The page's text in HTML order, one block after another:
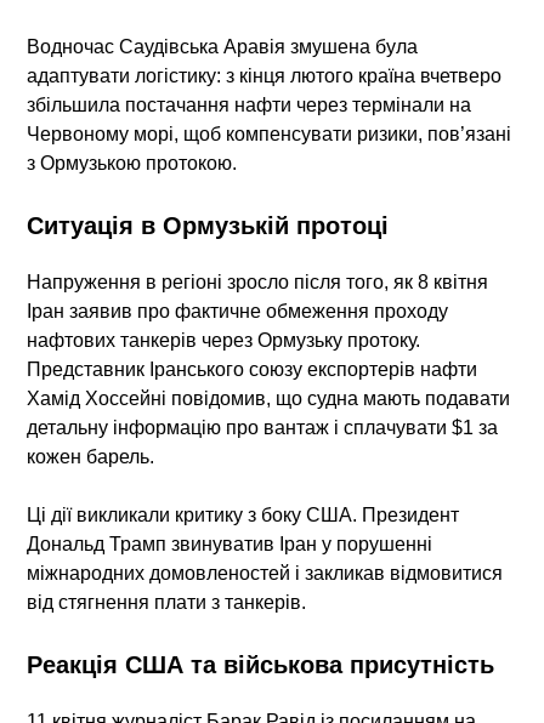
Водночас Саудівська Аравія змушена була
адаптувати логістику: з кінця лютого країна вчетверо
збільшила постачання нафти через термінали на
Червоному морі, щоб компенсувати ризики, пов’язані
з Ормузькою протокою.
Ситуація в Ормузькій протоці
Напруження в регіоні зросло після того, як 8 квітня
Іран заявив про фактичне обмеження проходу
нафтових танкерів через Ормузьку протоку.
Представник Іранського союзу експортерів нафти
Хамід Хоссейні повідомив, що судна мають подавати
детальну інформацію про вантаж і сплачувати $1 за
кожен барель.
Ці дії викликали критику з боку США. Президент
Дональд Трамп звинуватив Іран у порушенні
міжнародних домовленостей і закликав відмовитися
від стягнення плати з танкерів.
Реакція США та військова присутність